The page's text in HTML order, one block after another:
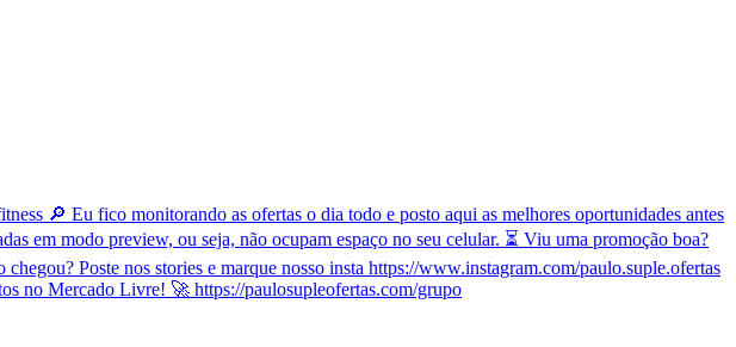
🔎 Eu fico monitorando as ofertas o dia todo e posto aqui as melhores oportunidades antes
em modo preview, ou seja, não ocupam espaço no seu celular. ⏳ Viu uma promoção boa?
Poste nos stories e marque nosso insta https://www.instagram.com/paulo.suple.ofertas
no Mercado Livre! 🚀 https://paulosupleofertas.com/grupo